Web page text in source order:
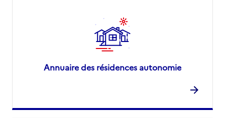
Annuaire des résidences autonomie